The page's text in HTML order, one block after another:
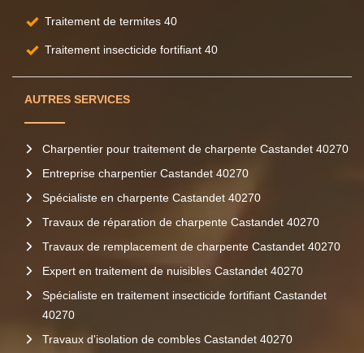
Traitement de termites 40
Traitement insecticide fortifiant 40
AUTRES SERVICES
Charpentier pour traitement de charpente Castandet 40270
Entreprise charpentier Castandet 40270
Spécialiste en charpente Castandet 40270
Travaux de réparation de charpente Castandet 40270
Travaux de remplacement de charpente Castandet 40270
Expert en traitement de nuisibles Castandet 40270
Spécialiste en traitement insecticide fortifiant Castandet
40270
Travaux d'isolation de combles Castandet 40270